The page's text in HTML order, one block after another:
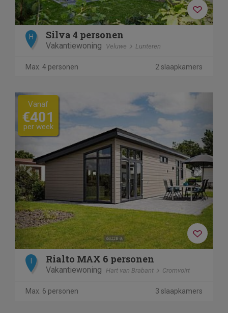
H Silva 4 personen
Vakantiewoning Veluwe Lunteren
Max. 4 personen 2 slaapkamers
Previous
Vanaf
€401
per week
Rialto MAX 6 personen
Vakantiewoning Hart van Brabant Cromvoirt
Max. 6 personen 3 slaapkamers